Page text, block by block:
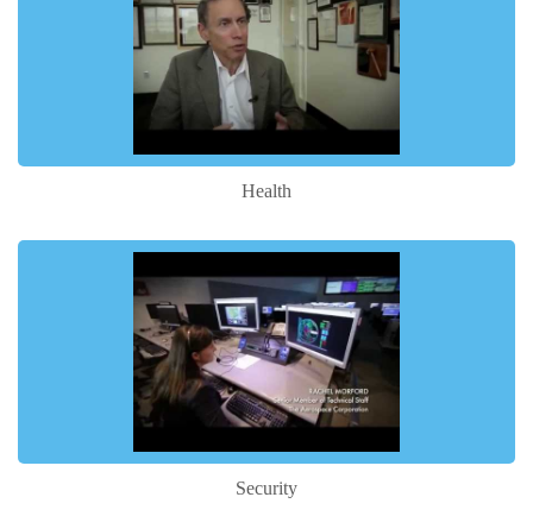
Health
Security